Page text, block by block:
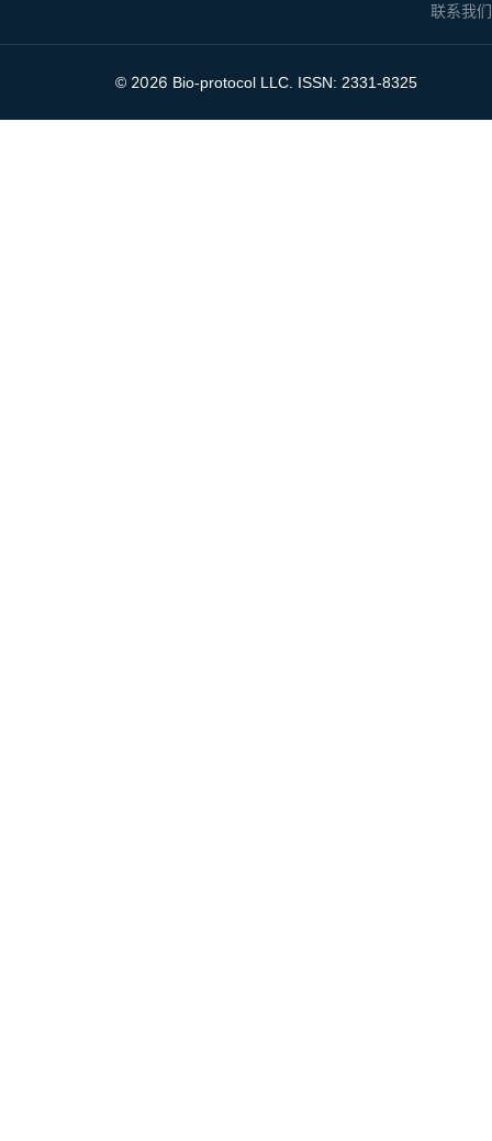
联系我们
© 2026 Bio-protocol LLC. ISSN: 2331-8325